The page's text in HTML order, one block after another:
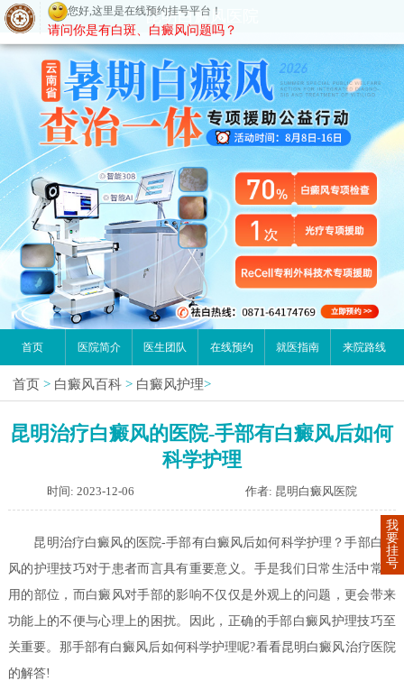
昆明白癜风医院
首页 医院简介 医生团队 在线预约 就医指南 来院路线
首页 > 白癜风百科 > 白癜风护理>
昆明治疗白癜风的医院-手部有白癜风后如何
科学护理
时间: 2023-12-06 作者: 昆明白癜风医院
昆明治疗白癜风的医院-手部有白癜风后如何科学护理？手部白癜
风的护理技巧对于患者而言具有重要意义。手是我们日常生活中常使
用的部位，而白癜风对手部的影响不仅仅是外观上的问题，更会带来
功能上的不便与心理上的困扰。因此，正确的手部白癜风护理技巧至
关重要。那手部有白癜风后如何科学护理呢?看看昆明白癜风治疗医院
的解答!
我
要
挂
号